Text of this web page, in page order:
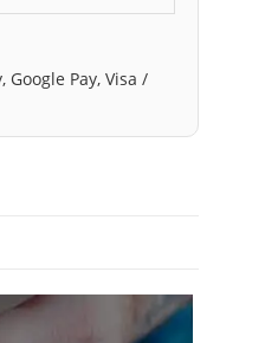
Google Pay, Visa /